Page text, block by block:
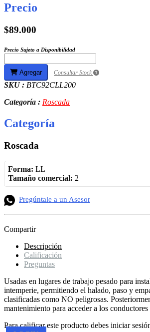
Precio
$89.000
Precio Sujeto a Disponibilidad
Agregar Consultar Stock
SKU : BTC92CLL200
Categoría : Roscada
Categoría
Roscada
Forma: LL
Tamaño comercial: 2
Pregúntale a un Asesor
Compartir
Descripción
Calificación
Preguntas
Usadas en lugares de trabajo pesado para
intemperie, permitiendo el halado, paso y
clasificadas como NO peligrosas.
mantenimiento para acceder a los conductores
Para calificar este producto debes iniciar